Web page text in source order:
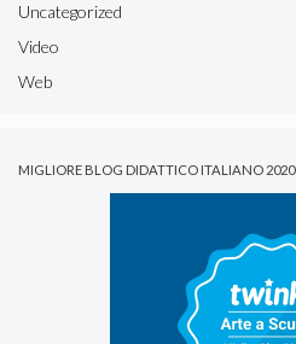
Uncategorized
Video
Web
MIGLIORE BLOG DIDATTICO ITALIANO 2020